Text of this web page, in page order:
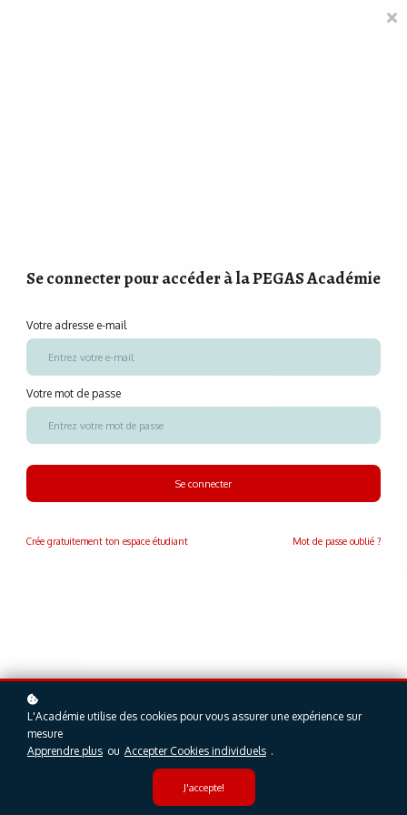
sont ouvertes.|
Devenez agent sportif avec PEGAS Académie
Inscription dès maintenant
L'Académie utilise des cookies pour vous assurer une expérience sur
mesure
Apprendre plus ou Accepter Cookies individuels .
J'accepte!
Se connecter pour accéder à la PEGAS Académie
Votre adresse e-mail
Votre mot de passe
Se connecter
Crée gratuitement ton espace étudiant Mot de passe oublié ?